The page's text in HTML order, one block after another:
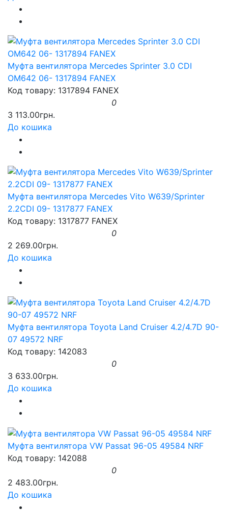
Муфта вентилятора Mercedes Sprinter 3.0 CDI
OM642 06- 1317894 FANEX
Код товару: 1317894 FANEX
0
3 113.00грн.
До кошика
Муфта вентилятора Mercedes Vito W639/Sprinter
2.2CDI 09- 1317877 FANEX
Код товару: 1317877 FANEX
0
2 269.00грн.
До кошика
Муфта вентилятора Toyota Land Cruiser 4.2/4.7D 90-
07 49572 NRF
Код товару: 142083
0
3 633.00грн.
До кошика
Муфта вентилятора VW Passat 96-05 49584 NRF
Код товару: 142088
0
2 483.00грн.
До кошика